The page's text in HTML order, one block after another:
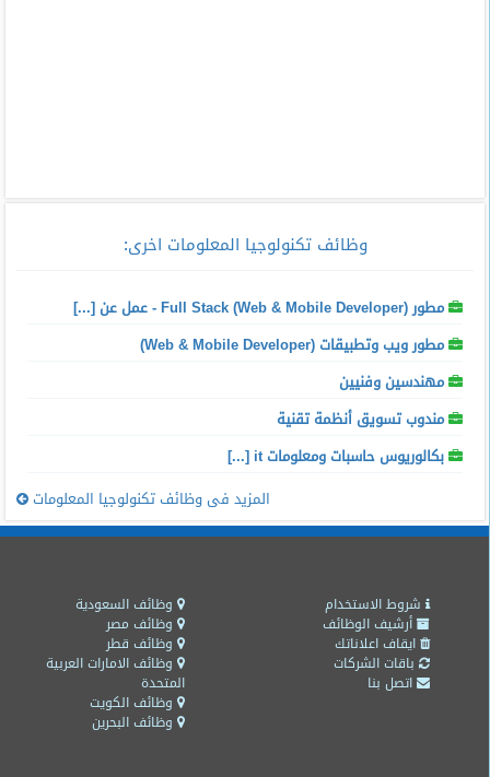
وظائف تكنولوجيا المعلومات اخرى:
مطور Full Stack (Web & Mobile Developer) - عمل عن [...]
مطور ويب وتطبيقات (Web & Mobile Developer)
مهندسين وفنيين
مندوب تسويق أنظمة تقنية
بكالوريوس حاسبات ومعلومات it [...]
المزيد فى وظائف تكنولوجيا المعلومات
وظائف السعودية
وظائف مصر
وظائف قطر
وظائف الامارات العربية
المتحدة
وظائف الكويت
وظائف البحرين
شروط الاستخدام
أرشيف الوظائف
ايقاف اعلاناتك
باقات الشركات
اتصل بنا